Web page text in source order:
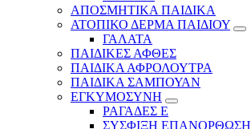
ΑΠΟΣΜΗΤΙΚΑ ΠΑΙΔΙΚΑ
ΑΤΟΠΙΚΟ ΔΕΡΜΑ ΠΑΙΔΙΟΥ
ΓΑΛΑΤΑ
ΠΑΙΔΙΚΕΣ ΑΦΘΕΣ
ΠΑΙΔΙΚΑ ΑΦΡΟΛΟΥΤΡΑ
ΠΑΙΔΙΚΑ ΣΑΜΠΟΥΑΝ
ΕΓΚΥΜΟΣΥΝΗ
ΡΑΓΑΔΕΣ Ε
ΣΥΣΦΙΞΗ ΕΠΑΝΟΡΘΩΣΗ